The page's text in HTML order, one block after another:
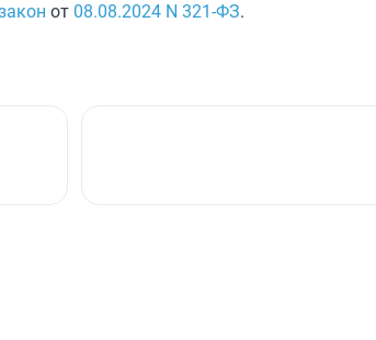
от 08.08.2024 N 321-ФЗ.